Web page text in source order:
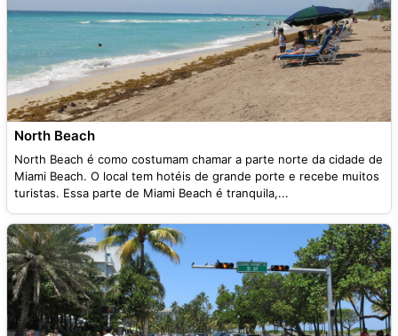
North Beach
North Beach é como costumam chamar a parte norte da cidade de
Miami Beach. O local tem hotéis de grande porte e recebe muitos
turistas. Essa parte de Miami Beach é tranquila,...